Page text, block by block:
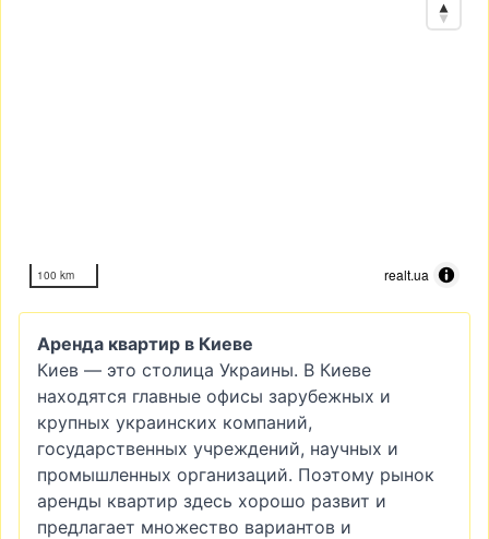
100 km realt.ua
Аренда квартир в Киеве
Киев — это столица Украины. В Киеве
находятся главные офисы зарубежных и
крупных украинских компаний,
государственных учреждений, научных и
промышленных организаций. Поэтому рынок
аренды квартир здесь хорошо развит и
предлагает множество вариантов и